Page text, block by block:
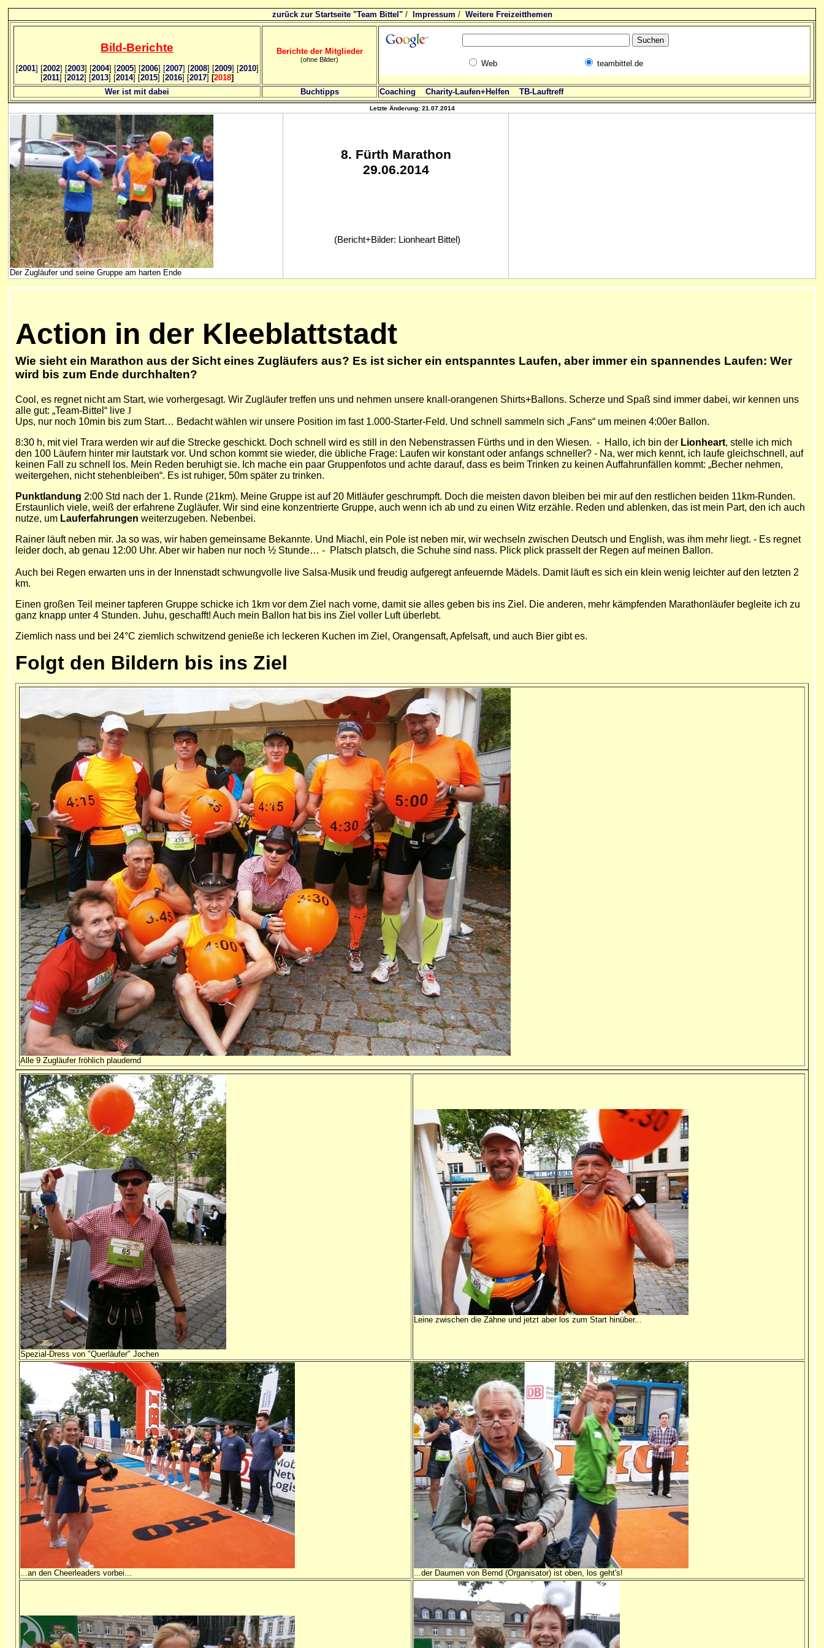
zurück zur Startseite "Team Bittel"/ Impressum / Weitere Freizeitthemen
Bild-Berichte
[2001] [2002] [2003] [2004] [2005] [2006] [2007] [2008] [2009] [2010]
[2011] [2012] [2013] [2014] [2015] [2016] [2017] [2018]
Berichte der Mitglieder
(ohne Bilder) Web teambittel.de
Wer ist mit dabei Buchtipps Coaching Charity-Laufen+Helfen TB-Lauftreff
Letzte Änderung: 21.07.2014
Der Zugläufer und seine Gruppe am harten Ende
8. Fürth Marathon
29.06.2014
(Bericht+Bilder: Lionheart Bittel)
Action in der Kleeblattstadt
Wie sieht ein Marathon aus der Sicht eines Zugläufers aus? Es ist sicher ein entspanntes Laufen, aber immer ein spannendes Laufen: Wer
wird bis zum Ende durchhalten?
Cool, es regnet nicht am Start, wie vorhergesagt. Wir Zugläufer treffen uns und nehmen unsere knall-orangenen Shirts+Ballons. Scherze und Spaß sind immer dabei, wir kennen uns
alle gut: „Team-Bittel“ live J
Ups, nur noch 10min bis zum Start… Bedacht wählen wir unsere Position im fast 1.000-Starter-Feld. Und schnell sammeln sich „Fans“ um meinen 4:00er Ballon.
8:30 h, mit viel Trara werden wir auf die Strecke geschickt. Doch schnell wird es still in den Nebenstrassen Fürths und in den Wiesen. - Hallo, ich bin der Lionheart, stelle ich mich
den 100 Läufern hinter mir lautstark vor. Und schon kommt sie wieder, die übliche Frage: Laufen wir konstant oder anfangs schneller? - Na, wer mich kennt, ich laufe gleichschnell, auf
keinen Fall zu schnell los. Mein Reden beruhigt sie. Ich mache ein paar Gruppenfotos und achte darauf, dass es beim Trinken zu keinen Auffahrunfällen kommt: „Becher nehmen,
weitergehen, nicht stehenbleiben“. Es ist ruhiger, 50m später zu trinken.
Punktlandung 2:00 Std nach der 1. Runde (21km). Meine Gruppe ist auf 20 Mitläufer geschrumpft. Doch die meisten davon bleiben bei mir auf den restlichen beiden 11km-Runden.
Erstaunlich viele, weiß der erfahrene Zugläufer. Wir sind eine konzentrierte Gruppe, auch wenn ich ab und zu einen Witz erzähle. Reden und ablenken, das ist mein Part, den ich auch
nutze, um Lauferfahrungen weiterzugeben. Nebenbei.
Rainer läuft neben mir. Ja so was, wir haben gemeinsame Bekannte. Und Miachl, ein Pole ist neben mir, wir wechseln zwischen Deutsch und English, was ihm mehr liegt. - Es regnet
leider doch, ab genau 12:00 Uhr. Aber wir haben nur noch ½ Stunde… - Platsch platsch, die Schuhe sind nass. Plick plick prasselt der Regen auf meinen Ballon.
Auch bei Regen erwarten uns in der Innenstadt schwungvolle live Salsa-Musik und freudig aufgeregt anfeuernde Mädels. Damit läuft es sich ein klein wenig leichter auf den letzten 2
km.
Einen großen Teil meiner tapferen Gruppe schicke ich 1km vor dem Ziel nach vorne, damit sie alles geben bis ins Ziel. Die anderen, mehr kämpfenden Marathonläufer begleite ich zu
ganz knapp unter 4 Stunden. Juhu, geschafft! Auch mein Ballon hat bis ins Ziel voller Luft überlebt.
Ziemlich nass und bei 24°C ziemlich schwitzend genieße ich leckeren Kuchen im Ziel, Orangensaft, Apfelsaft, und auch Bier gibt es.
Folgt den Bildern bis ins Ziel
Alle 9 Zugläufer fröhlich plaudernd
Spezial-Dress von "Querläufer" Jochen
Leine zwischen die Zähne und jetzt aber los zum Start hinüber...
...an den Cheerleaders vorbei... ...der Daumen von Bernd (Organisator) ist oben, los geht's!